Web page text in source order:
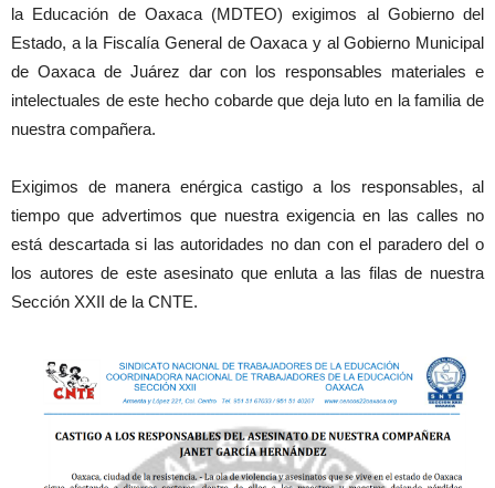
la Educación de Oaxaca (MDTEO) exigimos al Gobierno del
Estado, a la Fiscalía General de Oaxaca y al Gobierno Municipal
de Oaxaca de Juárez dar con los responsables materiales e
intelectuales de este hecho cobarde que deja luto en la familia de
nuestra compañera.
Exigimos de manera enérgica castigo a los responsables, al
tiempo que advertimos que nuestra exigencia en las calles no
está descartada si las autoridades no dan con el paradero del o
los autores de este asesinato que enluta a las filas de nuestra
Sección XXII de la CNTE.